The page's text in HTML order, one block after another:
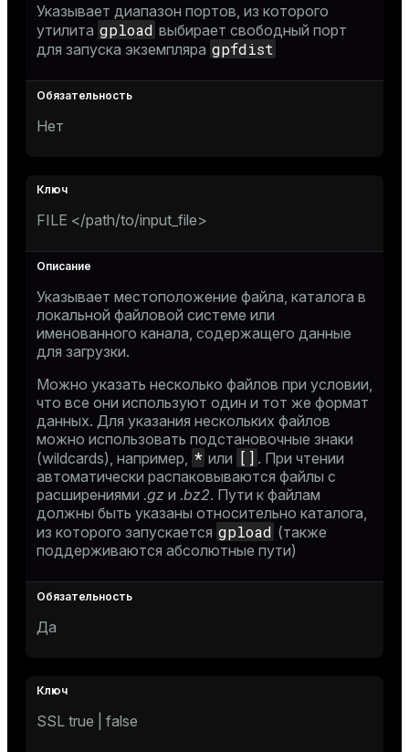
Указывает диапазон портов, из которого
утилита gpload выбирает свободный порт
для запуска экземпляра gpfdist
Нет
FILE </path/to/input_file>
Указывает местоположение файла, каталога в
локальной файловой системе или
именованного канала, содержащего данные
для загрузки.
Можно указать несколько файлов при условии,
что все они используют один и тот же формат
данных. Для указания нескольких файлов
можно использовать подстановочные знаки
(wildcards), например, * или [] . При чтении
автоматически распаковываются файлы с
расширениями .gz и .bz2. Пути к файлам
должны быть указаны относительно каталога,
из которого запускается gpload (также
поддерживаются абсолютные пути)
Да
SSL true | false